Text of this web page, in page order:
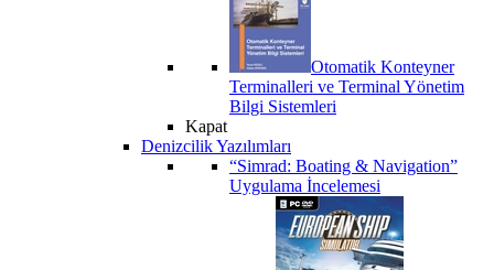
Otomatik Konteyner
Terminalleri ve Terminal Yönetim
Bilgi Sistemleri
Kapat
Denizcilik Yazılımları
“Simrad: Boating & Navigation”
Uygulama İncelemesi